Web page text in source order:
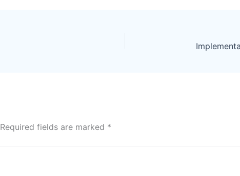
Required fields are marked *